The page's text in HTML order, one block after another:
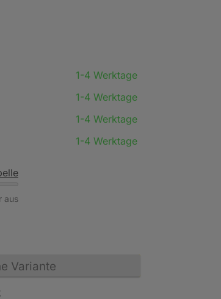
1-4 Werktage
1-4 Werktage
1-4 Werktage
1-4 Werktage
aus
Variante